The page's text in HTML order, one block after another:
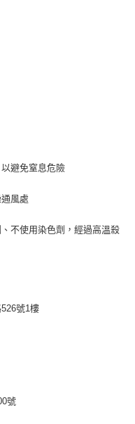
避免窒息危險
風處
不使用染色劑，經過高溫殺
號1樓
號